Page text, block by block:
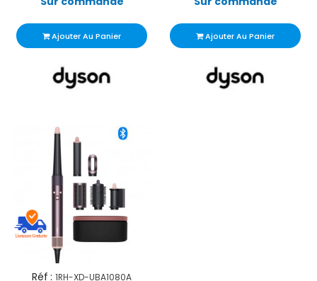
Ajouter Au Panier Ajouter Au Panier
Réf : 1RH-XD-UBA1080A